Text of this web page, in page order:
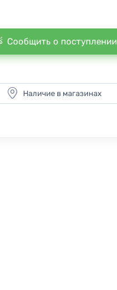
Сообщить о поступлении
Наличие в магазинах